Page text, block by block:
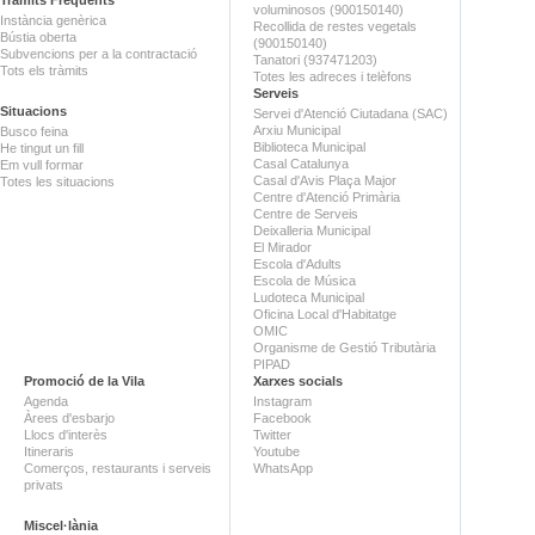
Instància genèrica
Bústia oberta
Subvencions per a la contractació
Tots els tràmits
Situacions
Busco feina
He tingut un fill
Em vull formar
Totes les situacions
voluminosos (900150140)
Recollida de restes vegetals
(900150140)
Tanatori (937471203)
Totes les adreces i telèfons
Serveis
Servei d'Atenció Ciutadana (SAC)
Arxiu Municipal
Biblioteca Municipal
Casal Catalunya
Casal d'Avis Plaça Major
Centre d'Atenció Primària
Centre de Serveis
Deixalleria Municipal
El Mirador
Escola d'Adults
Escola de Música
Ludoteca Municipal
Oficina Local d'Habitatge
OMIC
Organisme de Gestió Tributària
PIPAD
Promoció de la Vila
Agenda
Àrees d'esbarjo
Llocs d'interès
Itineraris
Comerços, restaurants i serveis
privats
Miscel·lània
Xarxes socials
Instagram
Facebook
Twitter
Youtube
WhatsApp